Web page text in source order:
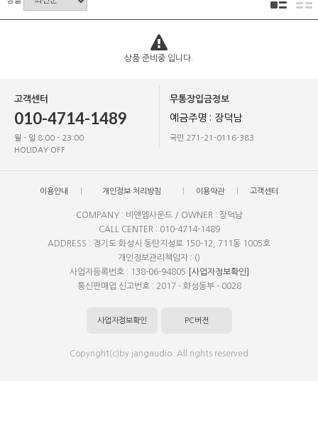
상품 준비중 입니다.
고객센터
010-4714-1489
월 - 일 8:00 - 23:00
HOLIDAY OFF
무통장입금정보
예금주명 : 장덕남
국민 271-21-0116-383
이용안내 개인정보 처리방침 이용약관 고객센터
COMPANY : 비앤엠사운드 / OWNER : 장덕남
CALL CENTER : 010-4714-1489
ADDRESS : 경기도 화성시 동탄지성로 150-12, 711동 1005호
개인정보관리책임자 : ()
사업자등록번호 : 138-06-94805
[사업자정보확인]
통신판매업 신고번호 : 2017 - 화성동부 - 0028
사업자정보확인 PC버전
Copyright(c)by jangaudio. All rights reserved